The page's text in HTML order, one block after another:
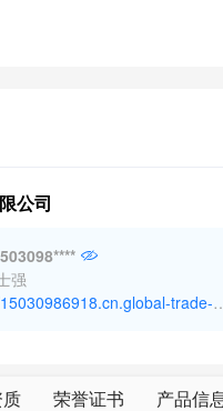
公司
强
trade-
荣誉证书 产品信